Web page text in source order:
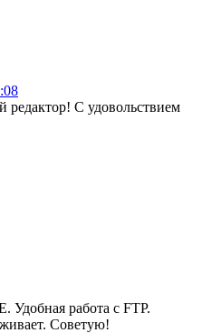
С удовольствием
Удобная работа с FTP.
Советую!